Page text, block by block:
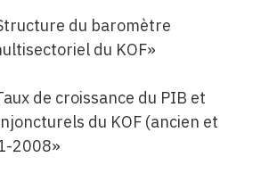
du baromètre
du KOF»
de croissance du PIB et
du KOF (ancien et
2008»